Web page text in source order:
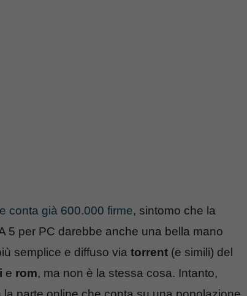
conta già 600.000 firme, sintomo che la
5 per PC darebbe anche una bella mano
semplice e diffuso via torrent (e simili) del
e rom, ma non è la stessa cosa. Intanto,